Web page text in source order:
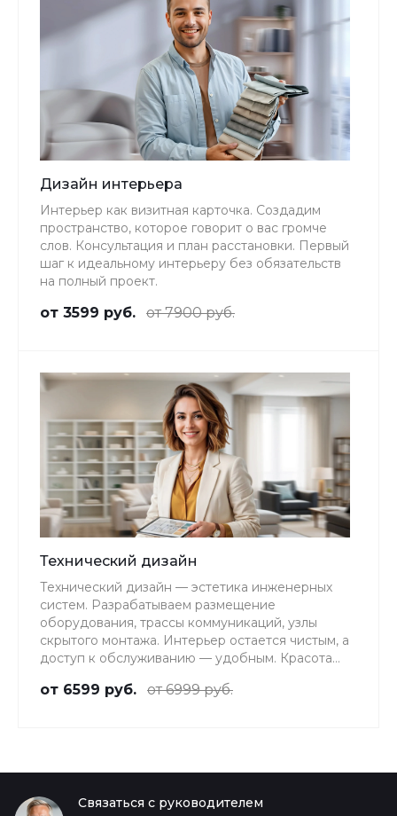
Дизайн интерьера
Интерьер как визитная карточка. Создадим
пространство, которое говорит о вас громче
слов. Консультация и план расстановки. Первый
шаг к идеальному интерьеру без обязательств
на полный проект.
от 3599 руб. от 7900 руб.
Технический дизайн
Технический дизайн — эстетика инженерных
систем. Разрабатываем размещение
оборудования, трассы коммуникаций, узлы
скрытого монтажа. Интерьер остается чистым, а
доступ к обслуживанию — удобным. Красота
от 6599 руб. от 6999 руб.
Связаться с руководителем